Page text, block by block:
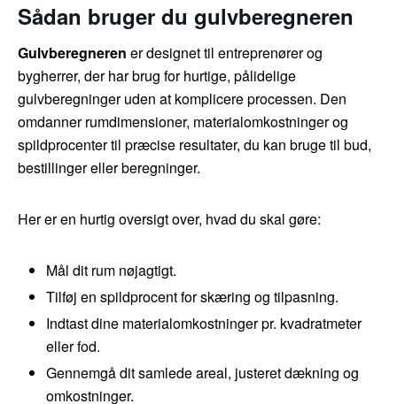
Sådan bruger du gulvberegneren
Gulvberegneren er designet til entreprenører og
bygherrer, der har brug for hurtige, pålidelige
gulvberegninger uden at komplicere processen. Den
omdanner rumdimensioner, materialomkostninger og
spildprocenter til præcise resultater, du kan bruge til bud,
bestillinger eller beregninger.
Her er en hurtig oversigt over, hvad du skal gøre:
Mål dit rum nøjagtigt.
Tilføj en spildprocent for skæring og tilpasning.
Indtast dine materialomkostninger pr. kvadratmeter
eller fod.
Gennemgå dit samlede areal, justeret dækning og
omkostninger.